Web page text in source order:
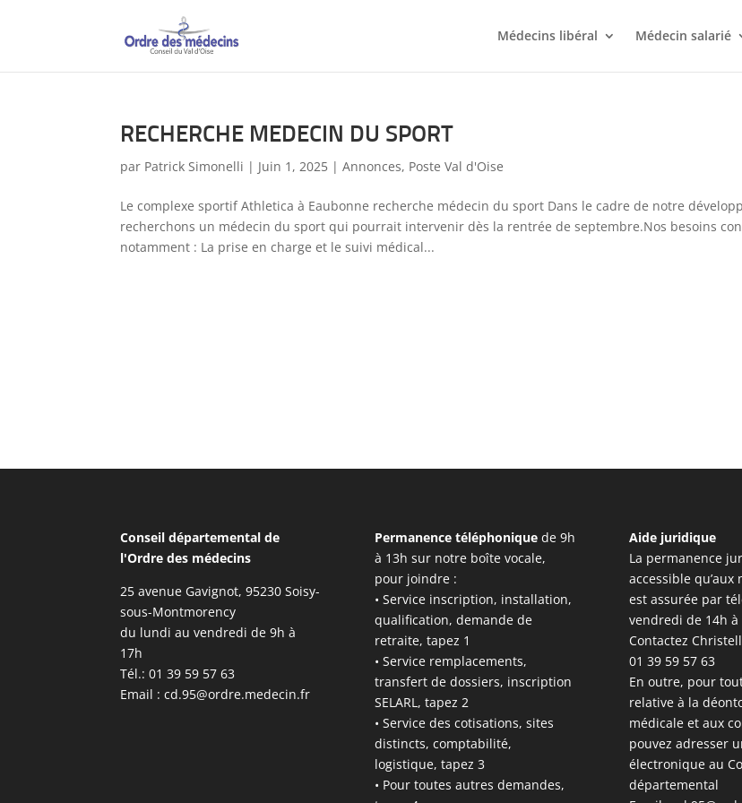
Médecins libéral Médecin salarié
RECHERCHE MEDECIN DU SPORT
par Patrick Simonelli | Juin 1, 2025 |Annonces, Poste Val d'Oise
Le complexe sportif Athletica à Eaubonne recherche médecin du sport Dans le cadre de notre
recherchons un médecin du sport qui pourrait intervenir dès la rentrée de septembre.Nos besoins
notamment : La prise en charge et le suivi médical...
Conseil départemental de
l'Ordre des médecins
25 avenue Gavignot, 95230 Soisy-
sous-Montmorency
du lundi au vendredi de 9h à
17h
Tél.: 01 39 59 57 63
Email :cd.95@ordre.medecin.fr
Permanence téléphoniquede 9h
à 13h sur notre boîte vocale,
pour joindre :
• Service inscription, installation,
qualification, demande de
retraite, tapez 1
• Service remplacements,
transfert de dossiers, inscription
SELARL, tapez 2
• Service des cotisations, sites
distincts, comptabilité,
logistique, tapez 3
• Pour toutes autres demandes,
Aide juridique
La permanence
accessible qu’aux
est assurée par
vendredi de 14h à
Contactez
01 39 59 57 63
En outre, pour
relative à la
médicale et aux
pouvez adresser
électronique au
départemental